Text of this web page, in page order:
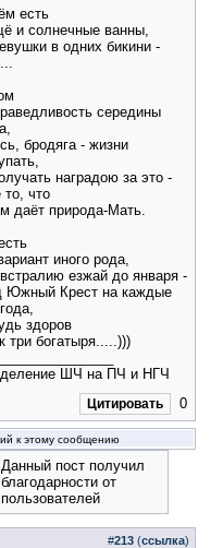
есть
и солнечные ванны,
в одних бикини -
середины
бродяга - жизни
наградою за это -
то, что
даёт природа-Мать.
иного рода,
езжай до января -
Южный Крест на каждые
здоров
три богатыря.....)))
ШЧ на ПЧ и НГЧ
Цитировать 0
к этому сообщению
Данный пост получил
благодарности от
пользователей
#213 (ссылка)